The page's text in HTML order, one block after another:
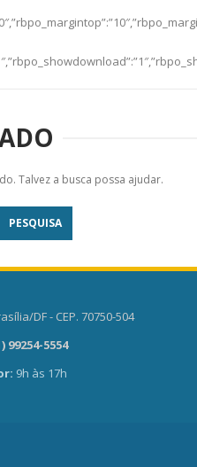
Talvez a busca possa ajudar.
DF - CEP. 70750-504
99254-5554
9h às 17h